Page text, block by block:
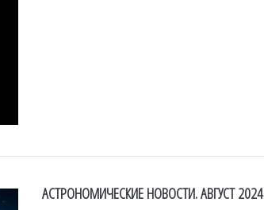
АСТРОНОМИЧЕСКИЕ НОВОСТИ. АВГУСТ 2024